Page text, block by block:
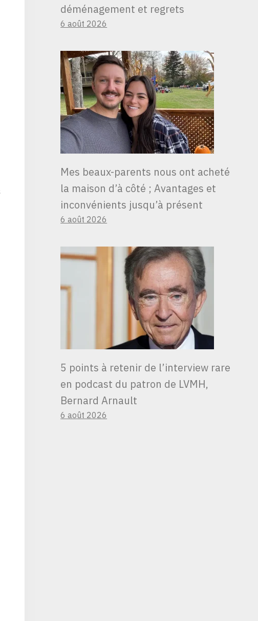
déménagement et regrets
6 août 2026
Mes beaux-parents nous ont acheté
la maison d’à côté ; Avantages et
inconvénients jusqu’à présent
6 août 2026
5 points à retenir de l’interview rare
en podcast du patron de LVMH,
Bernard Arnault
6 août 2026